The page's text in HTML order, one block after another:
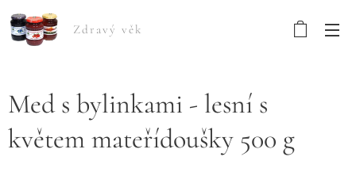
Zdravý věk
Med s bylinkami - lesní s
květem mateřídoušky 500 g